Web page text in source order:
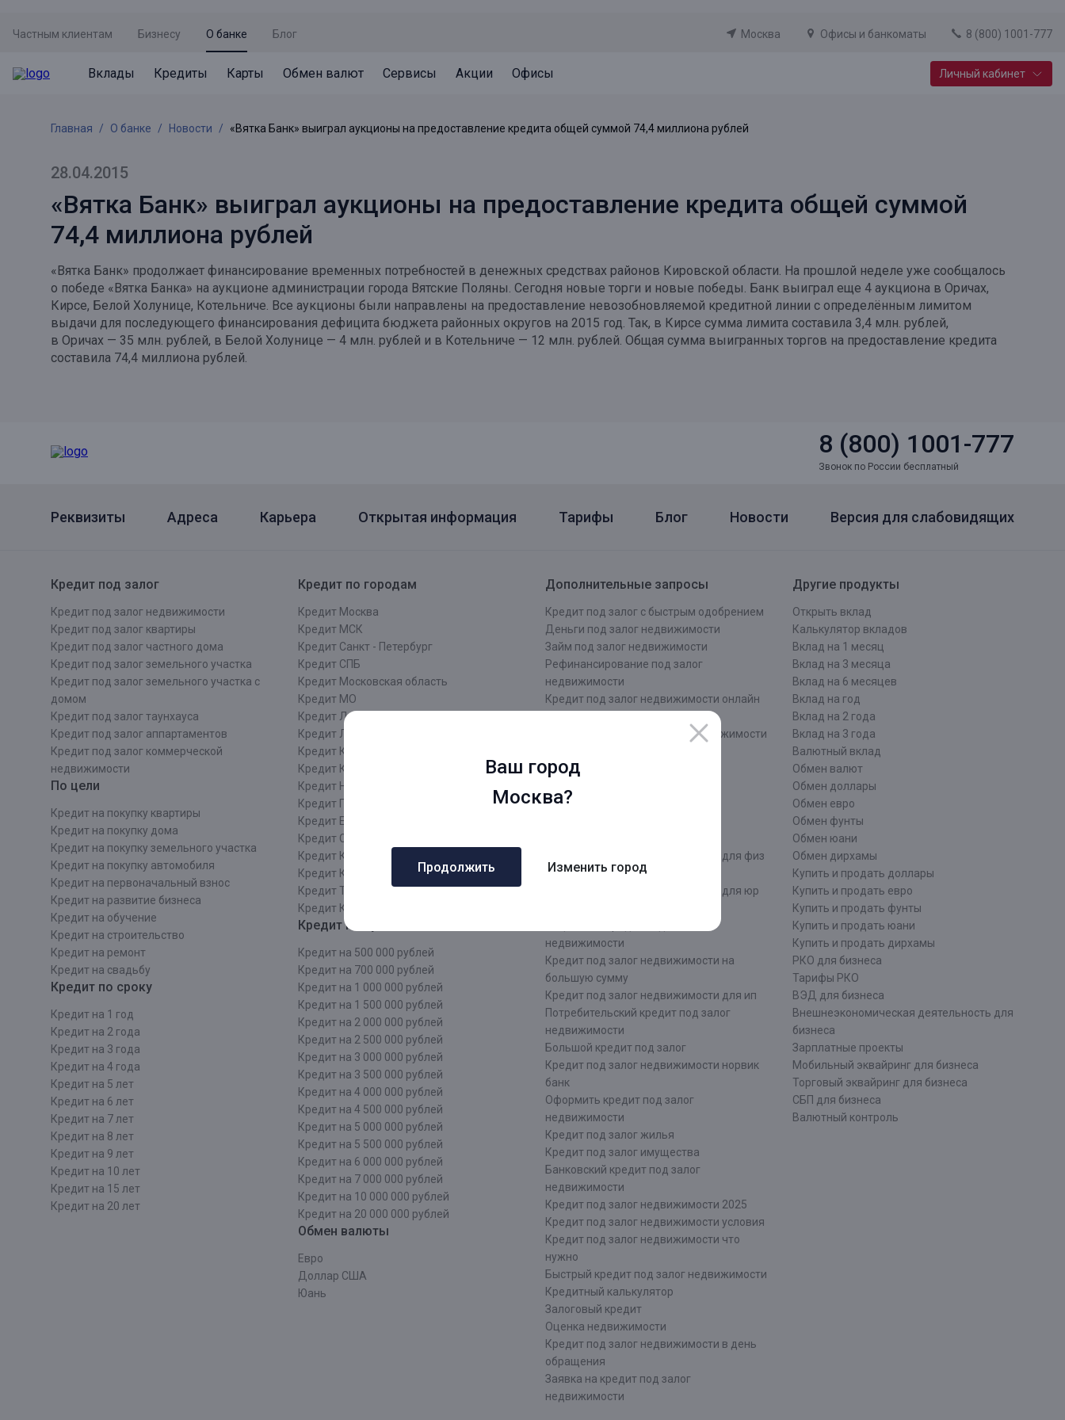
Ваш город
Москва?
Продолжить Изменить город
Частным клиентам Бизнесу О банке Блог Москва Офисы и банкоматы 8 (800) 1001-777
Вклады
Не упусти момент
Просто вклад
Накопительный
Пенсионер
Фиксируй доход
Новый старт
Валютный плюс
Система страхования вкладов
Архив вкладов
Кредиты
Кредит под залог недвижимости
Рефинансирование
Кредит на автомобиль
Кредит на строительство
Все кредиты
Привилегии для клиентов
Реструктуризация
Подбор новой недвижимости
Карты
Дебетовая карта с пакетом услуг
Премиальная карта Mir Supreme
Пенсионная карта
Все карты
Документы
Кешбэк
Обмен валют
Курсы валют
Бронирование валюты
Курсы валют ЦБ
Сервисы
Оплата кредита
Оценка недвижимости
Подбор новой недвижимости
Система быстрых платежей
Mir Pay
Госуслуги
Регистрация в ЕБС
Акции
Акция «Приведи друга»
Акция «Ставка на бизнес»
Офисы Личный кабинет
Главная О банке Новости «Вятка Банк» выиграл аукционы на предоставление кредита общей суммой 74,4 миллиона рублей
28.04.2015
«Вятка Банк» выиграл аукционы на предоставление кредита общей суммой
74,4 миллиона рублей
«Вятка Банк» продолжает финансирование временных потребностей в денежных средствах районов Кировской области. На прошлой неделе уже сообщалось
о победе «Вятка Банка» на аукционе администрации города Вятские Поляны. Сегодня новые торги и новые победы. Банк выиграл еще 4 аукциона в Оричах,
Кирсе, Белой Холунице, Котельниче. Все аукционы были направлены на предоставление невозобновляемой кредитной линии с определённым лимитом
выдачи для последующего финансирования дефицита бюджета районных округов на 2015 год. Так, в Кирсе сумма лимита составила 3,4 млн. рублей,
в Оричах — 35 млн. рублей, в Белой Холунице — 4 млн. рублей и в Котельниче — 12 млн. рублей. Общая сумма выигранных торгов на предоставление кредита
составила 74,4 миллиона рублей.
8 (800) 1001-777
Звонок по России бесплатный
Реквизиты Адреса Карьера Открытая информация Тарифы Блог Новости Версия для слабовидящих
Кредит под залог
Кредит под залог недвижимости
Кредит под залог квартиры
Кредит под залог частного дома
Кредит под залог земельного участка
Кредит под залог земельного участка с
домом
Кредит под залог таунхауса
Кредит под залог аппартаментов
Кредит под залог коммерческой
недвижимости
По цели
Кредит на покупку квартиры
Кредит на покупку дома
Кредит на покупку земельного участка
Кредит на покупку автомобиля
Кредит на первоначальный взнос
Кредит на развитие бизнеса
Кредит на обучение
Кредит на строительcтво
Кредит на ремонт
Кредит на свадьбу
Кредит по сроку
Кредит на 1 год
Кредит на 2 года
Кредит на 3 года
Кредит на 4 года
Кредит на 5 лет
Кредит на 6 лет
Кредит на 7 лет
Кредит на 8 лет
Кредит на 9 лет
Кредит на 10 лет
Кредит на 15 лет
Кредит на 20 лет
Кредит по городам
Кредит Москва
Кредит МСК
Кредит Санкт - Петербург
Кредит СПБ
Кредит Московская область
Кредит МО
Кредит Ленинградская область
Кредит ЛО
Кредит Киров
Кредит Кировская область
Кредит Нижний Новгород
Кредит Пермь
Кредит Екатеринбург
Кредит Сочи
Кредит Краснодар
Кредит Казань
Кредит Татарстан
Кредит Калининград
Кредит по сумме
Кредит на 500 000 рублей
Кредит на 700 000 рублей
Кредит на 1 000 000 рублей
Кредит на 1 500 000 рублей
Кредит на 2 000 000 рублей
Кредит на 2 500 000 рублей
Кредит на 3 000 000 рублей
Кредит на 3 500 000 рублей
Кредит на 4 000 000 рублей
Кредит на 4 500 000 рублей
Кредит на 5 000 000 рублей
Кредит на 5 500 000 рублей
Кредит на 6 000 000 рублей
Кредит на 7 000 000 рублей
Кредит на 10 000 000 рублей
Кредит на 20 000 000 рублей
Обмен валюты
Евро
Доллар США
Юань
Дополнительные запросы
Кредит под залог с быстрым одобрением
Деньги под залог недвижимости
Займ под залог недвижимости
Рефинансирование под залог
недвижимости
Кредит под залог недвижимости онлайн
Срочный кредит под залог недвижимости
недвижимости
документы
Кредит под залог недвижимости для физ
лица
Кредит под залог недвижимости для юр
недвижимости
Кредит под залог недвижимости на
большую сумму
Кредит под залог недвижимости для ип
Потребительский кредит под залог
недвижимости
Большой кредит под залог
Кредит под залог недвижимости норвик
банк
Оформить кредит под залог
недвижимости
Кредит под залог жилья
Кредит под залог имущества
Банковский кредит под залог
недвижимости
Кредит под залог недвижимости 2025
Кредит под залог недвижимости условия
Кредит под залог недвижимости что
нужно
Быстрый кредит под залог недвижимости
Кредитный калькулятор
Залоговый кредит
Оценка недвижимости
Кредит под залог недвижимости в день
обращения
Заявка на кредит под залог
недвижимости
Другие продукты
Открыть вклад
Калькулятор вкладов
Вклад на 1 месяц
Вклад на 3 месяца
Вклад на 6 месяцев
Вклад на год
Вклад на 2 года
Вклад на 3 года
Валютный вклад
Обмен валют
Обмен доллары
Обмен евро
Обмен фунты
Обмен юани
Обмен дирхамы
Купить и продать доллары
Купить и продать евро
Купить и продать фунты
Купить и продать юани
Купить и продать дирхамы
РКО для бизнеса
Тарифы РКО
ВЭД для бизнеса
Внешнеэкономическая деятельность для
бизнеса
Зарплатные проекты
Мобильный эквайринг для бизнеса
Торговый эквайринг для бизнеса
СБП для бизнеса
Валютный контроль